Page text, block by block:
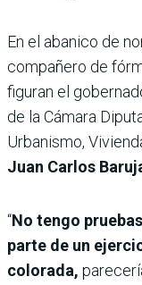
En el abanico de
compañero de
figuran el
de la Cámara
Urbanismo,
Juan Carlos
“No tengo
parte de un
colorada,